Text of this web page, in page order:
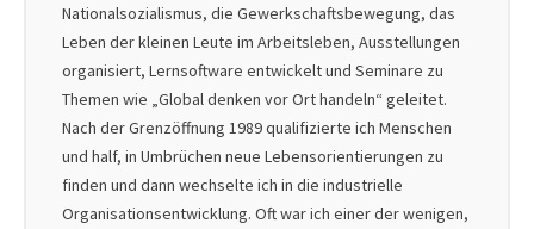
Nationalsozialismus, die Gewerkschaftsbewegung, das
Leben der kleinen Leute im Arbeitsleben, Ausstellungen
organisiert, Lernsoftware entwickelt und Seminare zu
Themen wie „Global denken vor Ort handeln“ geleitet.
Nach der Grenzöffnung 1989 qualifizierte ich Menschen
und half, in Umbrüchen neue Lebensorientierungen zu
finden und dann wechselte ich in die industrielle
Organisationsentwicklung. Oft war ich einer der wenigen,